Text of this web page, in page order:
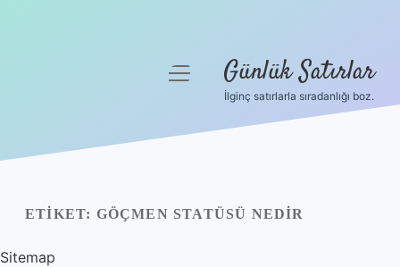
Yasal Uyarı
Hakkımızda
menüyü Günlük Satırlar
İlginç satırlarla sıradanlığı boz.
ETIKET: GÖÇMEN STATÜSÜ NEDIR
Sitemap